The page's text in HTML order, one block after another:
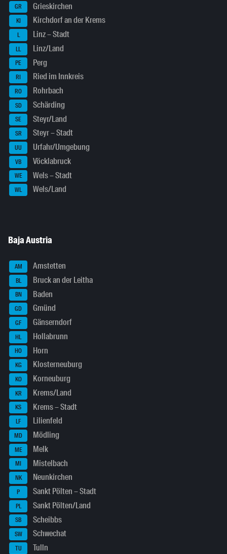
GR Grieskirchen
KI Kirchdorf an der Krems
L Linz – Stadt
LL Linz/Land
PE Perg
RI Ried im Innkreis
RO Rohrbach
SD Schärding
SE Steyr/Land
SR Steyr – Stadt
UU Urfahr/Umgebung
VB Vöcklabruck
WE Wels – Stadt
WL Wels/Land
Baja Austria
AM Amstetten
BL Bruck an der Leitha
BN Baden
GD Gmünd
GF Gänserndorf
HL Hollabrunn
HO Horn
KG Klosterneuburg
KO Korneuburg
KR Krems/Land
KS Krems – Stadt
LF Lilienfeld
MD Mödling
ME Melk
MI Mistelbach
NK Neunkirchen
P Sankt Pölten – Stadt
PL Sankt Pölten/Land
SB Scheibbs
SW Schwechat
TU Tulln